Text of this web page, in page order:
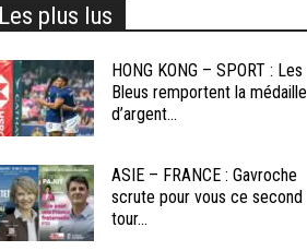
Les plus lus
HONG KONG – SPORT : Les
Bleus remportent la médaille
d’argent...
ASIE – FRANCE : Gavroche
scrute pour vous ce second
tour...